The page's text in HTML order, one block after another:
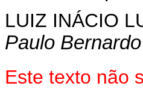
LUIZ INÁCIO
Paulo
Este texto não